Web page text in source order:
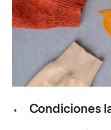
Condiciones